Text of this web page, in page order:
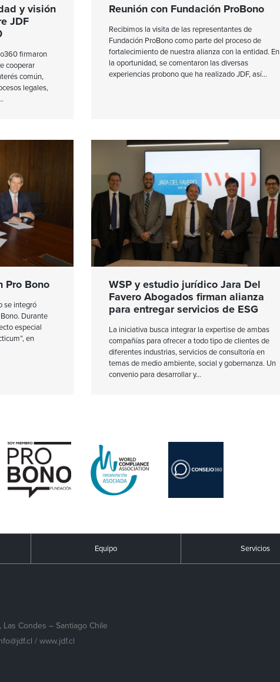
y visión
JDF
firmaron
cooperar
común,
legales,
Reunión con Fundación ProBono
Recibimos la visita de las representantes de
Fundación ProBono como parte del proceso de
fortalecimiento de nuestra alianza con la entidad. En
la oportunidad, se comentaron las diversas
experiencias probono que ha realizado JDF, así
Pro Bono
se integró
Durante
especial
en
WSP y estudio jurídico Jara Del
Favero Abogados firman alianza
para entregar servicios de ESG
La iniciativa busca integrar la expertise de ambas
compañías para ofrecer a todo tipo de clientes de
diferentes industrias, servicios de consultoría en
temas de medio ambiente, social y gobernanza. Un
convenio para desarrollar y
Equipo Servicios
Las Condes – Santiago Chile
/ www.jdf.cl